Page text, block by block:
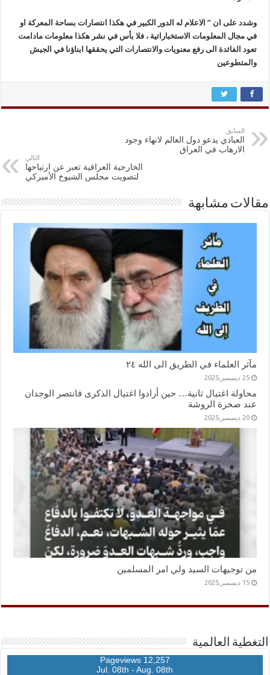
وشدد على ان ” الاعلام له الدور الكبير في هكذا انتصارات بساحة المعركة او
في مجال المعلومات الاستخباراتية ، فلا بأس في نشر هكذا معلومات مادامت
تعود الفائدة الى رفع معنويات والانتصارات التي يحققها ابناؤنا في الجيش
والمتطوعين
السابق
العبادي يدعو دول العالم لانهاء وجود
الارهاب في العراق
التالي
الخارجية العراقية تعبر عن ارتياحها
لتصويت مجلس الشيوخ الأميركي
مقالات مشابهة
مآثر العلماء في الطريق الى الله ٢٤
25 ديسمبر,2025
محاولة اغتيال ثانية… حين أرادوا اغتيال الذكرى فانتصر الوجدان
عند صخرة الروشة
20 ديسمبر,2025
من توجيهات السيد ولي امر المسلمين
15 ديسمبر,2025
التغطية العالمية
12,257 Pageviews
Jul. 08th - Aug. 08th